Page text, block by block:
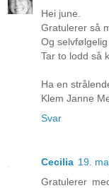
Hei june.
Gratulerer så
Og
Tar to lodd så
Ha en
Klem Janne
Svar
Cecilia 19.
Gratulerer